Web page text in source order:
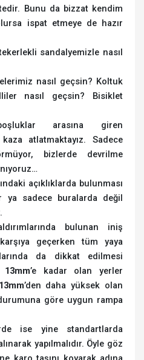
Bunu da bizzat kendim
ispat etmeye de hazır
sandalyemizle nasıl
nasıl geçsin? Koltuk
nasıl geçsin? Bisiklet
arasına giren
atlatmaktayız. Sadece
bizlerde devrilme
açıklıklarda bulunması
ya sadece buralarda değil
bulunan iniş
geçerken tüm yaya
da dikkat edilmesi
13mm’e kadar olan yerler
13mm’den daha yüksek olan
göre uygun rampa
ise yine standartlarda
yapılmalıdır. Öyle göz